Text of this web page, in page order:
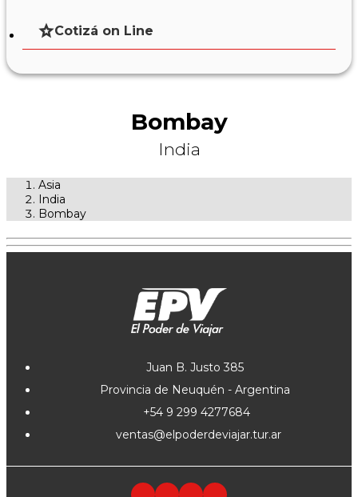
Cotizá on Line
Bombay
India
Asia
India
Bombay
Juan B. Justo 385
Provincia de Neuquén - Argentina
+54 9 299 4277684
ventas@elpoderdeviajar.tur.ar